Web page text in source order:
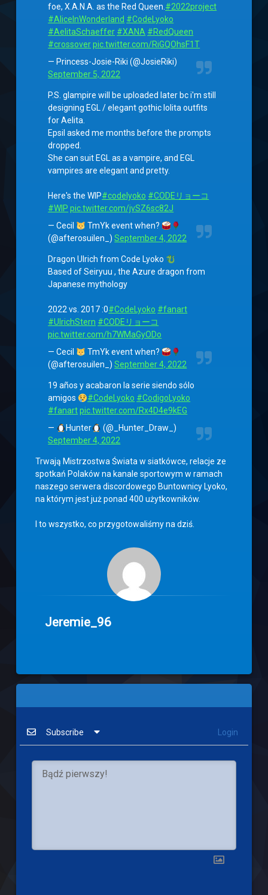
foe, X.A.N.A. as the Red Queen.#2022project
#AliceInWonderland #CodeLyoko
#AelitaSchaeffer #XANA #RedQueen
#crossover pic.twitter.com/RiGQOhsF1T
— Princess-Josie-Riki (@JosieRiki)
September 5, 2022
P.S. glampire will be uploaded later bc i'm still
designing EGL / elegant gothic lolita outfits
for Aelita.
Epsil asked me months before the prompts
dropped.
She can suit EGL as a vampire, and EGL
vampires are elegant and pretty.
Here's the WIP#codelyoko #CODEリョーコ
#WIP pic.twitter.com/jvSZ6sc82J
— Cecil
TmYk event when?
(@afterosuilen_)September 4, 2022
Dragon Ulrich from Code Lyoko
Based of Seiryuu , the Azure dragon from
Japanese mythology
2022 vs. 2017 :0#CodeLyoko #fanart
#UlrichStern #CODEリョーコ
pic.twitter.com/h7WMaGyODo
— Cecil
TmYk event when?
(@afterosuilen_)September 4, 2022
19 años y acabaron la serie siendo sólo
amigos
#CodeLyoko #CodigoLyoko
#fanart pic.twitter.com/Rx4D4e9kEG
—
Hunter
(@_Hunter_Draw_)
September 4, 2022
Trwają Mistrzostwa Świata w siatkówce, relacje ze
spotkań Polaków na kanale sportowym w ramach
naszego serwera discordowego Buntownicy Lyoko,
na którym jest już ponad 400 użytkowników.
I to wszystko, co przygotowaliśmy na dziś.
Jeremie_96
Subscribe Login